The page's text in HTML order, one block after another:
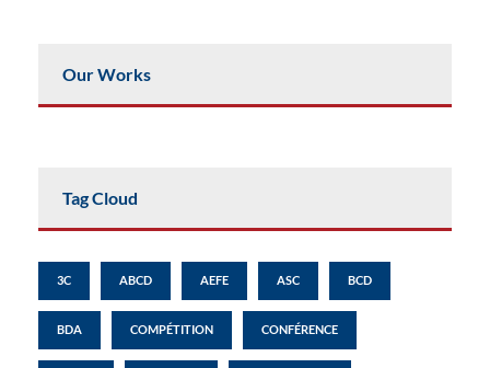
Our Works
Tag Cloud
3C ABCD AEFE ASC BCD
BDA COMPÉTITION CONFÉRENCE